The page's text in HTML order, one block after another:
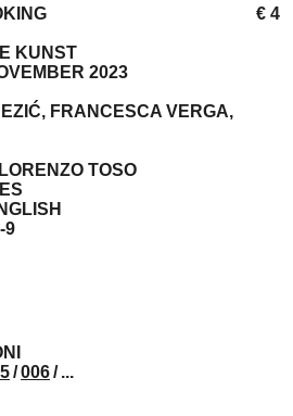
€ 4
KUNST
2023
FRANCESCA VERGA,
TOSO
9
/006/ ...